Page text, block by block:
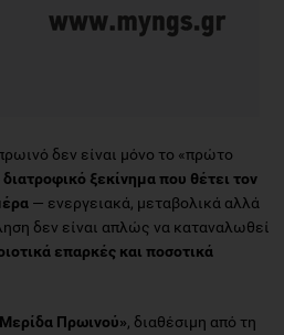
δεν είναι μόνο το «πρώτο
διατροφικό ξεκίνημα που θέτει τον
— ενεργειακά, μεταβολικά αλλά
δεν είναι απλώς να καταναλωθεί
επαρκές και ποσοτικά
Πρωινού», διαθέσιμη από τη